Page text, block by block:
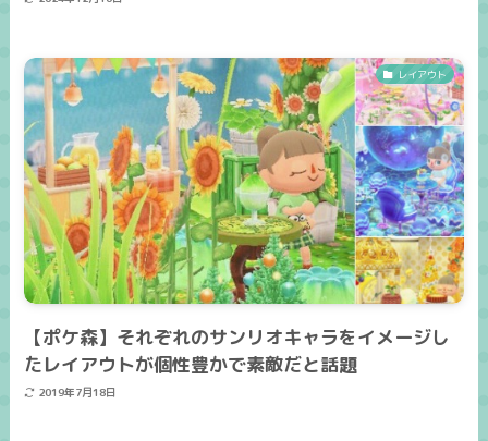
レイアウト
【ポケ森】それぞれのサンリオキャラをイメージし
たレイアウトが個性豊かで素敵だと話題
2019年7月18日